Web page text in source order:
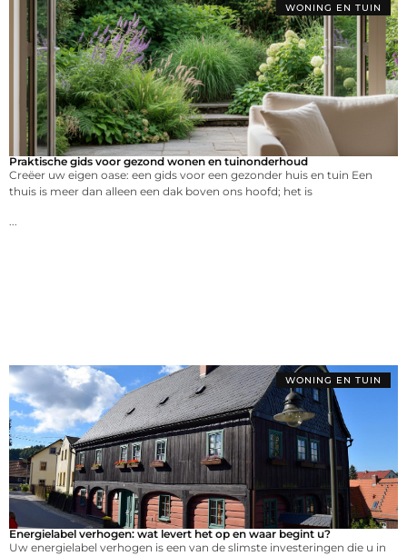
WONING EN TUIN
Praktische gids voor gezond wonen en tuinonderhoud
Creëer uw eigen oase: een gids voor een gezonder huis en tuin Een
thuis is meer dan alleen een dak boven ons hoofd; het is
WONING EN TUIN
Energielabel verhogen: wat levert het op en waar begint u?
Uw energielabel verhogen is een van de slimste investeringen die u in